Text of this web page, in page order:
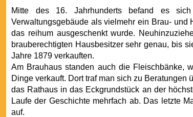
Mitte des 16. Jahrhunderts befand es
Verwaltungsgebäude als vielmehr ein Brau- und
das reihum ausgeschenkt wurde.
brauberechtigten Hausbesitzer sehr genau, bis
Jahre 1879 verkauften.
Am Brauhaus standen auch die Fleischbänke,
Dinge verkauft. Dort traf man sich zu
das Rathaus in das Eckgrundstück an der
Laufe der Geschichte mehrfach ab. Das letzte
auf.